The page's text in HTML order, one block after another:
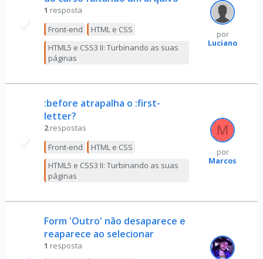
1 resposta
Front-end
HTML e CSS
HTML5 e CSS3 II: Turbinando as suas
páginas
por
Luciano
:before atrapalha o :first-
letter?
2 respostas
Front-end
HTML e CSS
HTML5 e CSS3 II: Turbinando as suas
páginas
por
Marcos
Form 'Outro' não desaparece e
reaparece ao selecionar
1 resposta